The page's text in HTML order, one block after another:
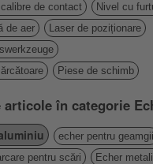
de contact
Nivel cu
de aer
Laser de poziționare
Piese de schimb
articole în categorie
echer pentru geamgii
pentru scări
Echer